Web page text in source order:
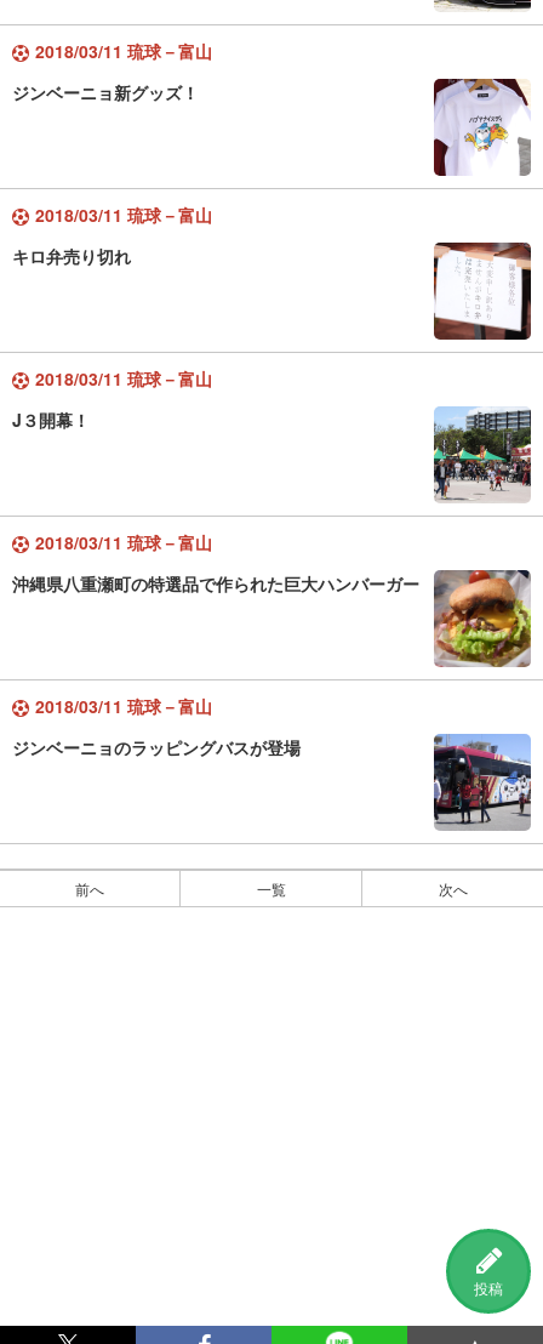
投稿
2018/03/11 琉球－富山
ジンベーニョ新グッズ！
2018/03/11 琉球－富山
キロ弁売り切れ
2018/03/11 琉球－富山
J３開幕！
2018/03/11 琉球－富山
沖縄県八重瀬町の特選品で作られた巨大ハンバーガー
2018/03/11 琉球－富山
ジンベーニョのラッピングバスが登場
前へ 一覧 次へ